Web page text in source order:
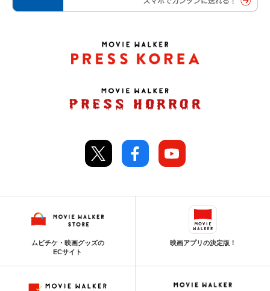
ムビチケ・映画グッズの
ECサイト
映画アプリの決定版！